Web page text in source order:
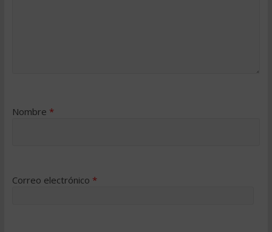
Nombre *
Correo electrónico *